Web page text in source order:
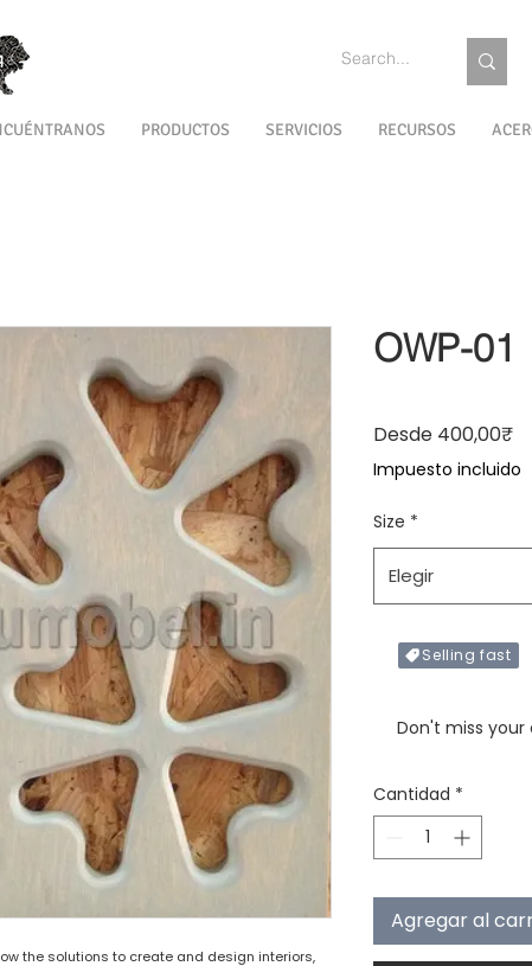
RECURSOS
SERVICIOS
PRODUCTOS
the solutions to create and design interiors,
OWP-01
Desde 400,00₹
Impuesto incluido
Size *
Elegir
Selling fast
Don't miss your
Cantidad *
Agregar al